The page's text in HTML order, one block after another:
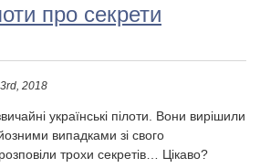
про секрети
2018
українські пілоти. Вони вирішили
випадками зі свого
трохи секретів… Цікаво?